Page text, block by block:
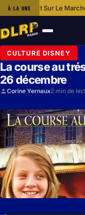
À LA UNESur Le Marché Du
Ouvrir
le
menu
CULTURE DISNEY
La course au
26 décembre
Corine Yernaux2 min de